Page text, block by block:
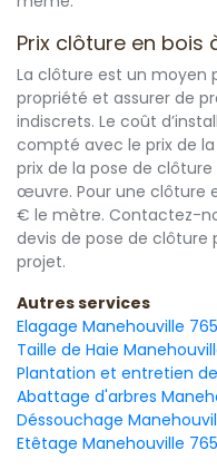
Prix clôture en bois
La clôture est un moyen
propriété et assurer de
indiscrets. Le coût
compté avec le prix de
prix de la pose de
œuvre. Pour une clôture
€ le mètre. Contactez-
devis de pose de
projet.
Autres services
Elagage Manehouville
Taille de Haie
Plantation et entretien
Abattage d'arbres
Déssouchage
Etêtage Manehouville